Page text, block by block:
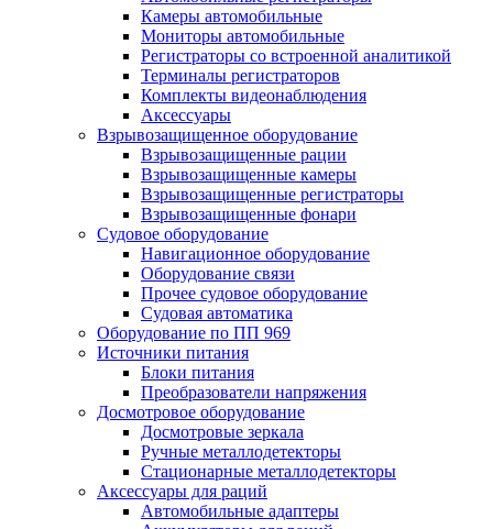
Камеры автомобильные
Мониторы автомобильные
Регистраторы со встроенной аналитикой
Терминалы регистраторов
Комплекты видеонаблюдения
Аксессуары
Взрывозащищенное оборудование
Взрывозащищенные рации
Взрывозащищенные камеры
Взрывозащищенные регистраторы
Взрывозащищенные фонари
Судовое оборудование
Навигационное оборудование
Оборудование связи
Прочее судовое оборудование
Судовая автоматика
Оборудование по ПП 969
Источники питания
Блоки питания
Преобразователи напряжения
Досмотровое оборудование
Досмотровые зеркала
Ручные металлодетекторы
Стационарные металлодетекторы
Аксессуары для раций
Автомобильные адаптеры